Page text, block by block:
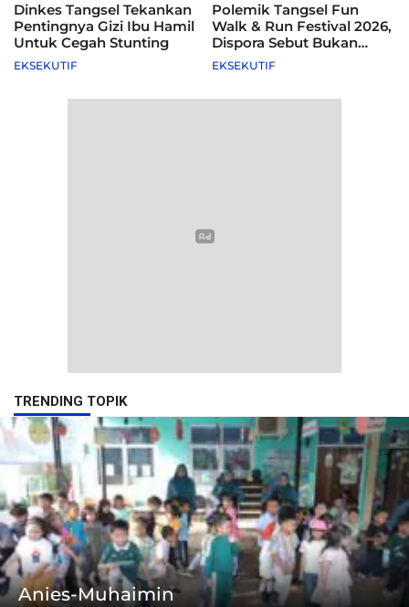
Dinkes Tangsel Tekankan
Pentingnya Gizi Ibu Hamil
Untuk Cegah Stunting
EKSEKUTIF
Polemik Tangsel Fun
Walk & Run Festival 2026,
Dispora Sebut Bukan
Agenda Pemkot
EKSEKUTIF
TRENDING TOPIK
Anies-Muhaimin